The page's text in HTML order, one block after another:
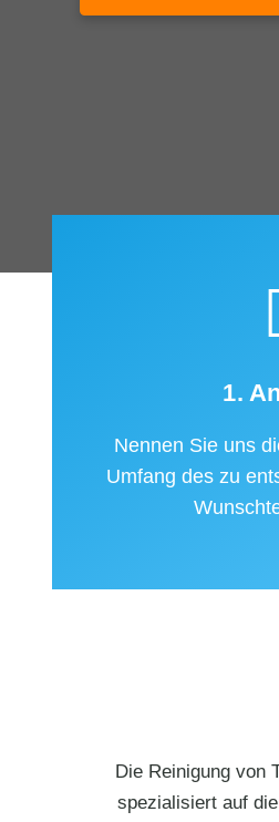
1.
Nennen Sie uns
Umfang des zu
Die Reinigung von
spezialisiert auf